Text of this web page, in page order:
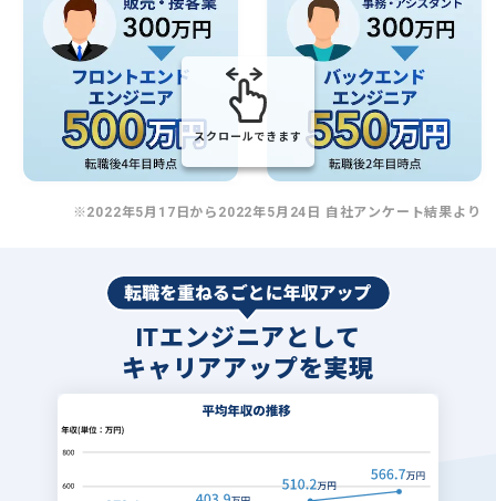
スクロールできます
※2022年5月17日から2022年5月24日 自社アンケート結果より
ITエンジニアとして
キャリアアップを実現